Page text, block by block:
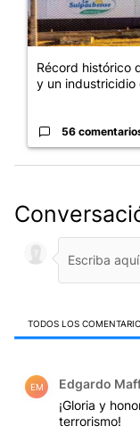
Récord histórico
y un industricidio
56
TODOS LOS
EM Edgardo
¡Gloria y
terrorismo!